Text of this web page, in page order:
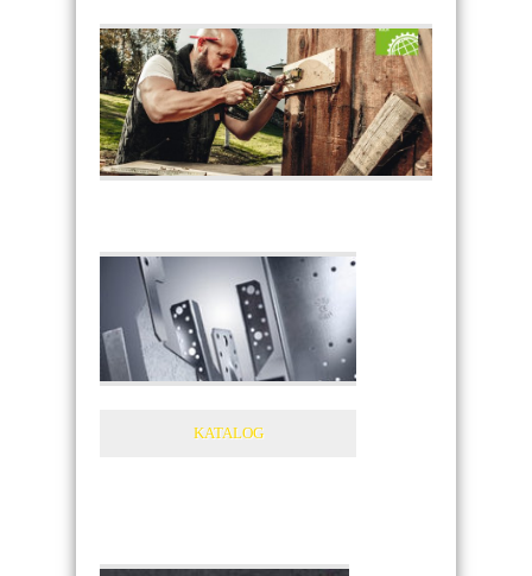
KATALOG